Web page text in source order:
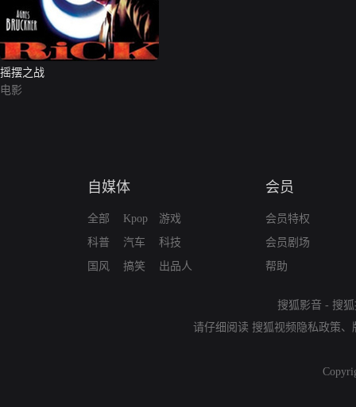
摇摆之战
电影
自媒体
全部
科普
国风
Kpop
汽车
搞笑
游戏
科技
出品人
会员
会员特权
会员剧场
帮助
搜狐影音 - 搜
请仔细阅读 搜狐视频隐私政策、